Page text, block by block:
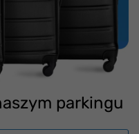
parkingu